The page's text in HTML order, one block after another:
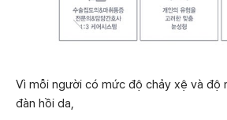
Vì mỗi người có mức độ chảy xệ và độ
đàn hồi da,